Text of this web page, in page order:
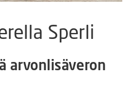
Sperli
arvonlisäveron